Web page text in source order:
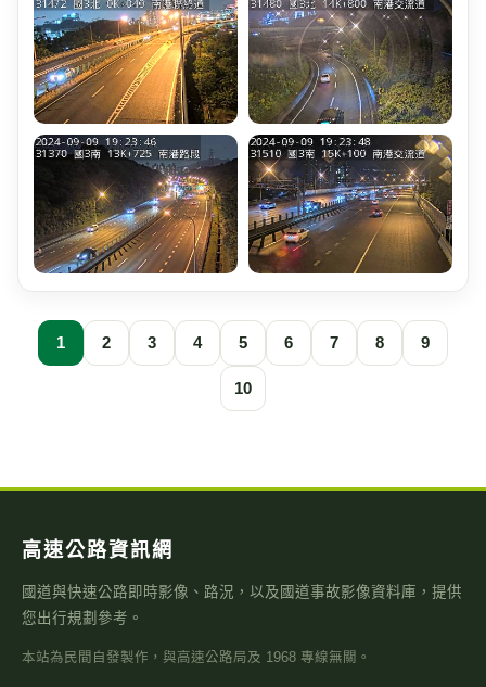
1 2 3 4 5 6 7 8 9
10
高速公路資訊網
國道與快速公路即時影像、路況，以及國道事故影像資料庫，提供
您出行規劃參考。
本站為民間自發製作，與高速公路局及 1968 專線無關。